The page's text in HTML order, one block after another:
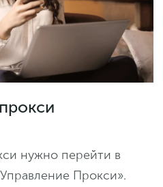
нужно перейти в
Прокси».